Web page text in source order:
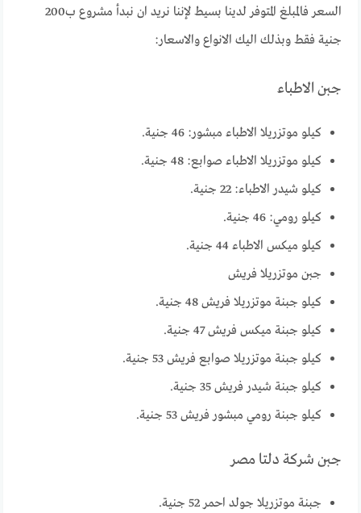
السعر فالمبلغ المتوفر لدينا بسيط لإننا نريد ان نبدأ مشروع ب200
جنية فقط وبذلك اليك الانواع والاسعار:
جبن الاطباء
كيلو موتزريلا الاطباء مبشور: 46 جنية.
كيلو موتزريلا الاطباء صوابع: 48 جنية.
كيلو شيدر الاطباء: 22 جنية.
كيلو رومي: 46 جنية.
كيلو ميكس الاطباء 44 جنية.
جبن موتزريلا فريش
كيلو جبنة موتزريلا فريش 48 جنية.
كيلو جبنة ميكس فريش 47 جنية.
كيلو جبنة موتزريلا صوابع فريش 53 جنية.
كيلو جبنة شيدر فريش 35 جنية.
كيلو جبنة رومي مبشور فريش 53 جنية.
جبن شركة دلتا مصر
جبنة موتزريلا جولد احمر 52 جنية.